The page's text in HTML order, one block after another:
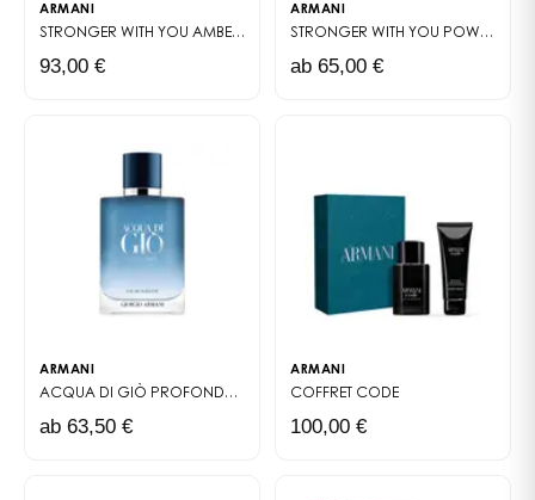
ARMANI
STRONGER WITH YOU AMBER EAU DE PARFUM
93,00 €
ARMANI
STRONGER WITH YOU POWERFULLY
ab 65,00 €
ARMANI
ACQUA DI GIÒ PROFONDO EAU DE TOILETTE
ab 63,50 €
ARMANI
COFFRET CODE
100,00 €